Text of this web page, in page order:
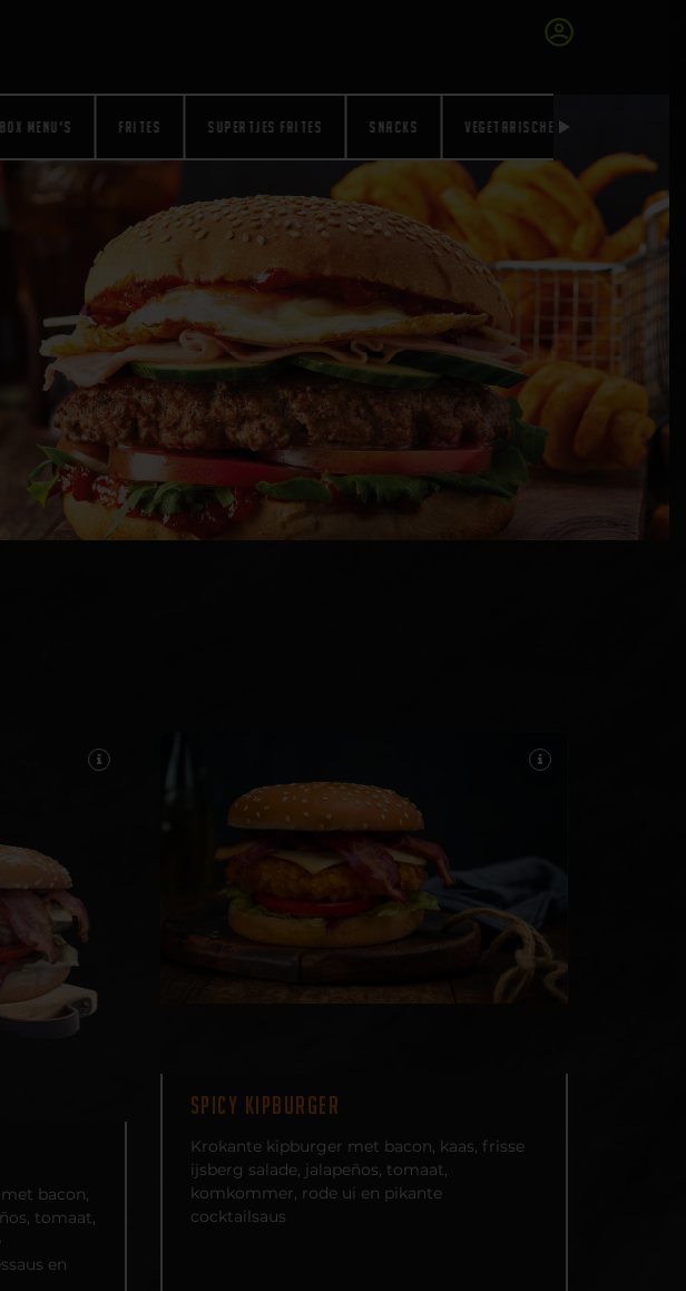
MENU'S FRITES SUPERTJES FRITES SNACKS VEGETARISCHE SNACKS
met bacon,
tomaat,
en
SPICY KIPBURGER
Krokante kipburger met bacon, kaas, frisse
ijsberg salade, jalapeños, tomaat,
komkommer, rode ui en pikante
cocktailsaus